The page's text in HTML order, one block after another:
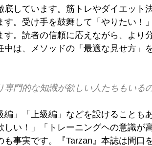
しています。筋トレやダイエット
。受け手を鼓舞して「やりたい！
。読者の信頼に応えながら、より
は、メソッドの「最適な見せ方」
門的な知識が欲しい人たちもいる
」「上級編」などを設けることも
い！」「トレーニングヘの意識が
事実です。『Tarzan』本誌は間口